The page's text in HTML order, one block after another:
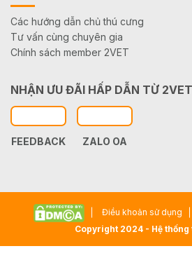
Các hướng dẫn chủ thú cưng
Tư vấn cùng chuyên gia
Chính sách member 2VET
NHẬN ƯU ĐÃI HẤP DẪN TỪ 2VET
FEEDBACK ZALO OA
Điều khoản sử dụng
Copyright 2024 - Hệ thống